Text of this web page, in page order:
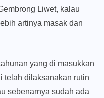
Liwet, kalau
artinya masak dan
yang di masukkan
telah dilaksanakan rutin
sebenarnya sudah ada